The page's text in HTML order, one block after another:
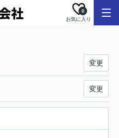
お気に入り
0
変更
変更